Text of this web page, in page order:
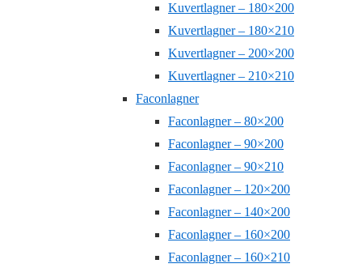
Kuvertlagner – 180×200
Kuvertlagner – 180×210
Kuvertlagner – 200×200
Kuvertlagner – 210×210
Faconlagner
Faconlagner – 80×200
Faconlagner – 90×200
Faconlagner – 90×210
Faconlagner – 120×200
Faconlagner – 140×200
Faconlagner – 160×200
Faconlagner – 160×210